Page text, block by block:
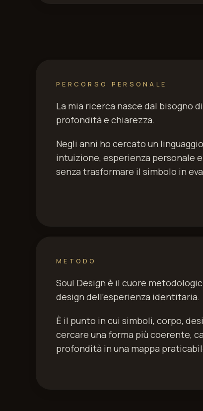
PERCORSO PERSONALE
La mia ricerca nasce dal bisogno
profondità e chiarezza.
Negli anni ho cercato un
intuizione, esperienza personale
senza trasformare il simbolo in
METODO
Soul Design è il cuore
design dell'esperienza identitaria.
È il punto in cui simboli, corpo,
cercare una forma più coerente,
profondità in una mappa